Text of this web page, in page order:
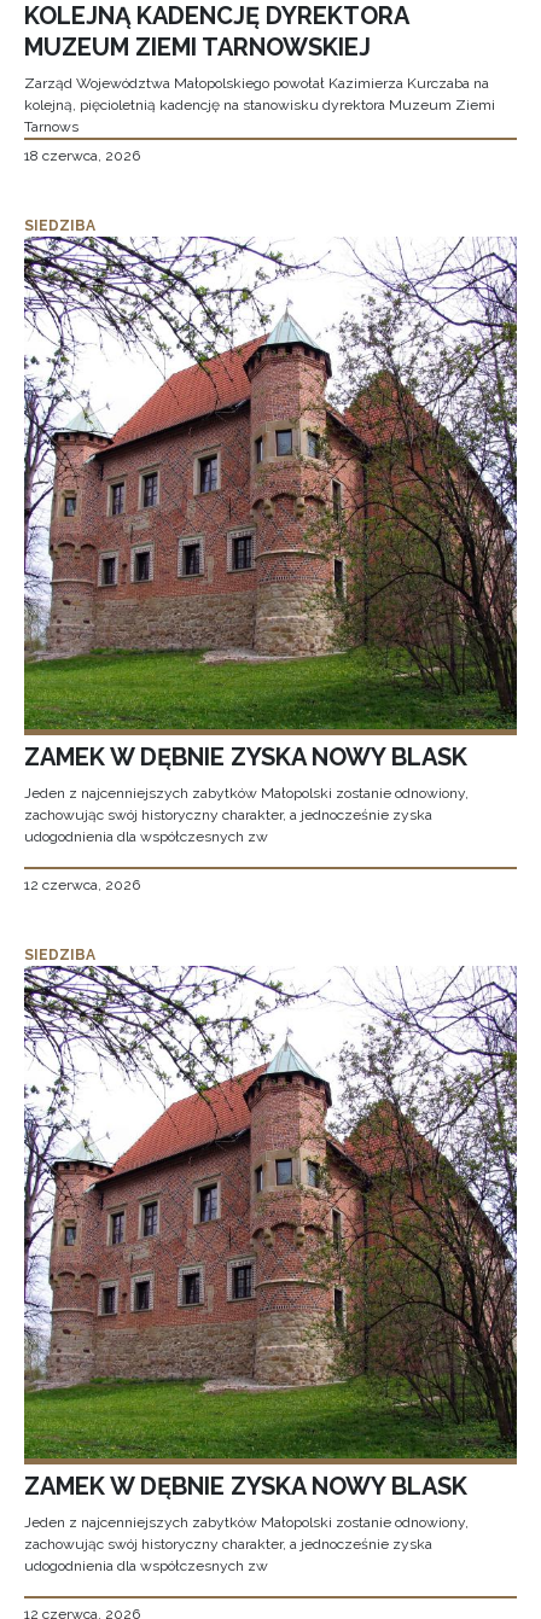
KOLEJNĄ KADENCJĘ DYREKTORA
MUZEUM ZIEMI TARNOWSKIEJ
Zarząd Województwa Małopolskiego powołał Kazimierza Kurczaba na
kolejną, pięcioletnią kadencję na stanowisku dyrektora Muzeum Ziemi
Tarnows
18 czerwca, 2026
SIEDZIBA
ZAMEK W DĘBNIE ZYSKA NOWY BLASK
Jeden z najcenniejszych zabytków Małopolski zostanie odnowiony,
zachowując swój historyczny charakter, a jednocześnie zyska
udogodnienia dla współczesnych zw
12 czerwca, 2026
SIEDZIBA
ZAMEK W DĘBNIE ZYSKA NOWY BLASK
Jeden z najcenniejszych zabytków Małopolski zostanie odnowiony,
zachowując swój historyczny charakter, a jednocześnie zyska
udogodnienia dla współczesnych zw
12 czerwca, 2026